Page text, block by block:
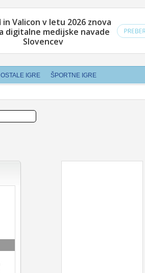
OSTALE IGRE ŠPORTNE IGRE